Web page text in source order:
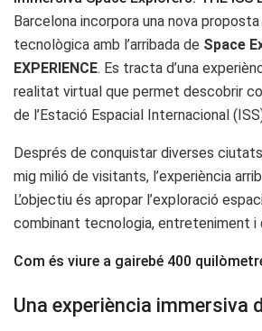
Barcelona incorpora una nova
tecnològica amb l’arribada de Space
EXPERIENCE. Es tracta d’una
realitat virtual que permet descobrir
de l’Estació Espacial Internacional
Després de conquistar diverses
mig milió de visitants, l’experiència
L’objectiu és apropar l’exploració
combinant tecnologia, entreteniment i
Com és viure a gairebé 400
Una experiència immersiva